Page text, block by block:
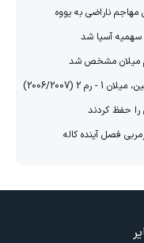
مهاجم ناراضی به یووه
آسیا شد
میلان مشخص شد
2 (2006/2007)
را حفظ کردند
فصل آینده کاله